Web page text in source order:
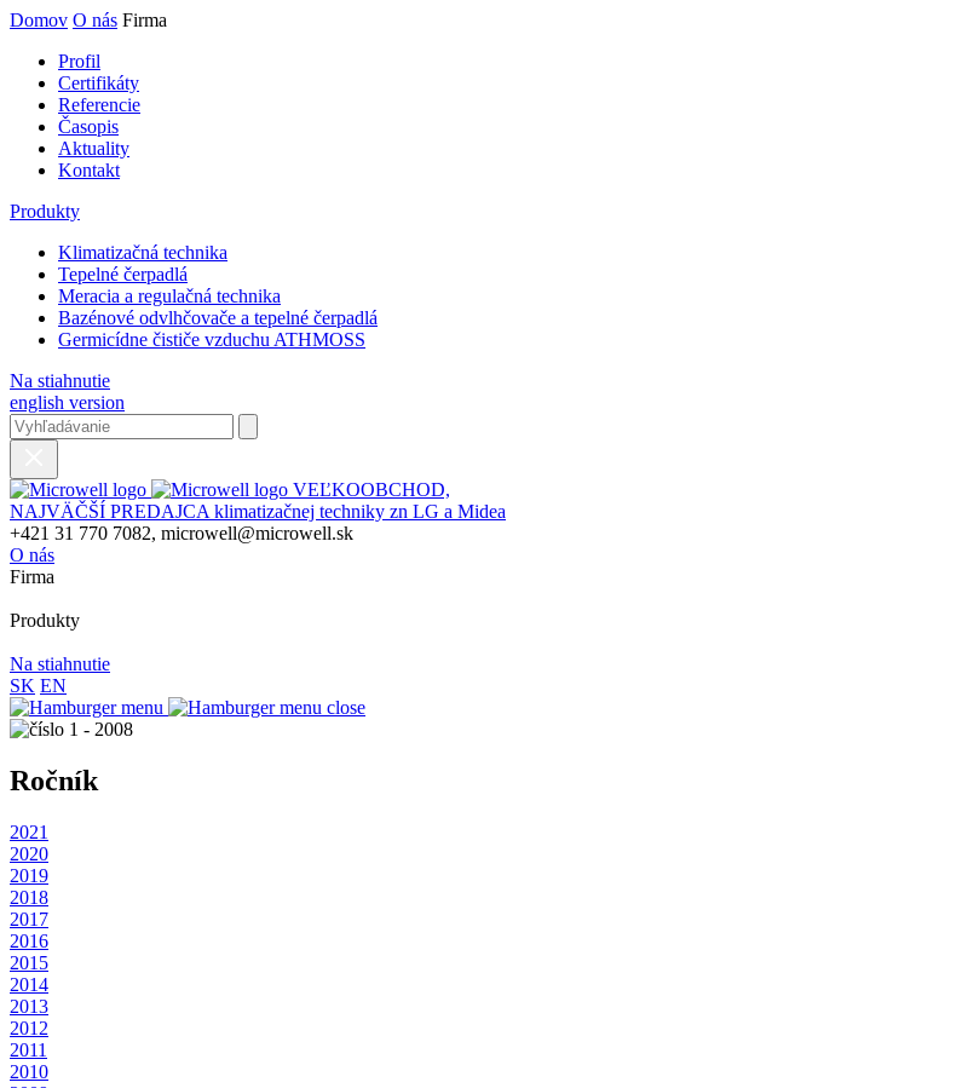
Domov O nás Firma
Profil
Certifikáty
Referencie
Časopis
Aktuality
Kontakt
Produkty
Klimatizačná technika
Tepelné čerpadlá
Meracia a regulačná technika
Bazénové odvlhčovače a tepelné čerpadlá
Germicídne čističe vzduchu ATHMOSS
Na stiahnutie
english version
VEĽKOOBCHOD,
NAJVÄČŠÍ PREDAJCA klimatizačnej techniky zn LG a Midea
+421 31 770 7082, microwell@microwell.sk
O nás
Firma
Produkty
Na stiahnutie
SK EN
Ročník
2021
2020
2019
2018
2017
2016
2015
2014
2013
2012
2011
2010